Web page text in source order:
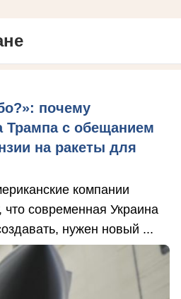
почему
Трампа с обещанием
на ракеты для
компании
современная Украина
нужен новый ...